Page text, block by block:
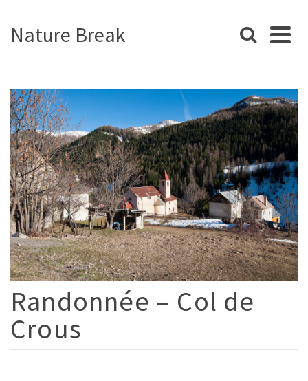
Nature Break
Randonnée – Col de
Crous